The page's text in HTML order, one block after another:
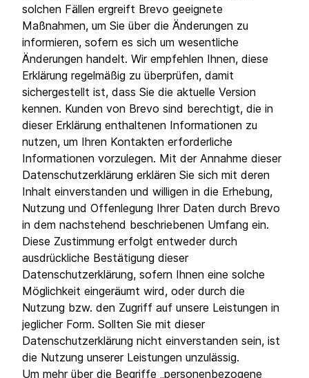
solchen Fällen ergreift Brevo geeignete
Maßnahmen, um Sie über die Änderungen zu
informieren, sofern es sich um wesentliche
Änderungen handelt. Wir empfehlen Ihnen, diese
Erklärung regelmäßig zu überprüfen, damit
sichergestellt ist, dass Sie die aktuelle Version
kennen. Kunden von Brevo sind berechtigt, die in
dieser Erklärung enthaltenen Informationen zu
nutzen, um Ihren Kontakten erforderliche
Informationen vorzulegen. Mit der Annahme dieser
Datenschutzerklärung erklären Sie sich mit deren
Inhalt einverstanden und willigen in die Erhebung,
Nutzung und Offenlegung Ihrer Daten durch Brevo
in dem nachstehend beschriebenen Umfang ein.
Diese Zustimmung erfolgt entweder durch
ausdrückliche Bestätigung dieser
Datenschutzerklärung, sofern Ihnen eine solche
Möglichkeit eingeräumt wird, oder durch die
Nutzung bzw. den Zugriff auf unsere Leistungen in
jeglicher Form. Sollten Sie mit dieser
Datenschutzerklärung nicht einverstanden sein, ist
die Nutzung unserer Leistungen unzulässig.
Um mehr über die Begriffe „personenbezogene